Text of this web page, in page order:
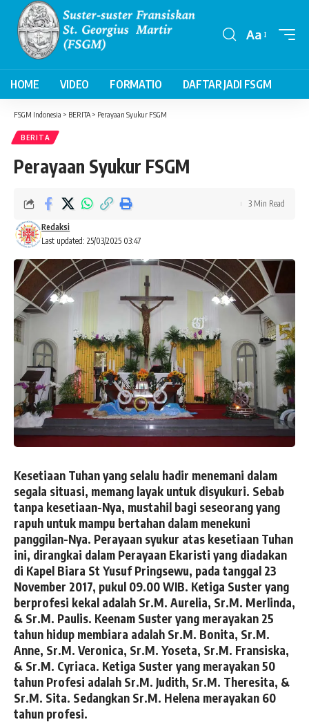
Font
Aa
HOME VIDEO FORMATIO DAFTAR JADI FSGM
FSGM Indonesia > BERITA > Perayaan Syukur FSGM
BERITA
Perayaan Syukur FSGM
Last updated: 25/03/2025 03:47
Redaksi
3 Min Read
Kesetiaan Tuhan yang selalu hadir menemani dalam
segala situasi, memang layak untuk disyukuri. Sebab
tanpa kesetiaan-Nya, mustahil bagi seseorang yang
rapuh untuk mampu bertahan dalam menekuni
panggilan-Nya. Perayaan syukur atas kesetiaan Tuhan
ini, dirangkai dalam Perayaan Ekaristi yang diadakan
di Kapel Biara St Yusuf Pringsewu, pada tanggal 23
November 2017, pukul 09.00 WIB. Ketiga Suster yang
berprofesi kekal adalah Sr.M. Aurelia, Sr.M. Merlinda,
& Sr.M. Paulis. Keenam Suster yang merayakan 25
tahun hidup membiara adalah Sr.M. Bonita, Sr.M.
Anne, Sr.M. Veronica, Sr.M. Yoseta, Sr.M. Fransiska,
& Sr.M. Cyriaca. Ketiga Suster yang merayakan 50
tahun Profesi adalah Sr.M. Judith, Sr.M. Theresita, &
Sr.M. Sita. Sedangkan Sr.M. Helena merayakan 60
tahun profesi.